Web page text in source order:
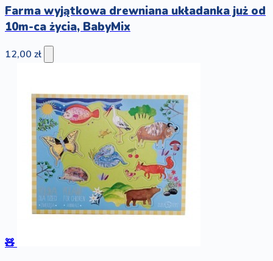
Farma wyjątkowa drewniana układanka już od
10m-ca życia, BabyMix
12,00 zł
🧸